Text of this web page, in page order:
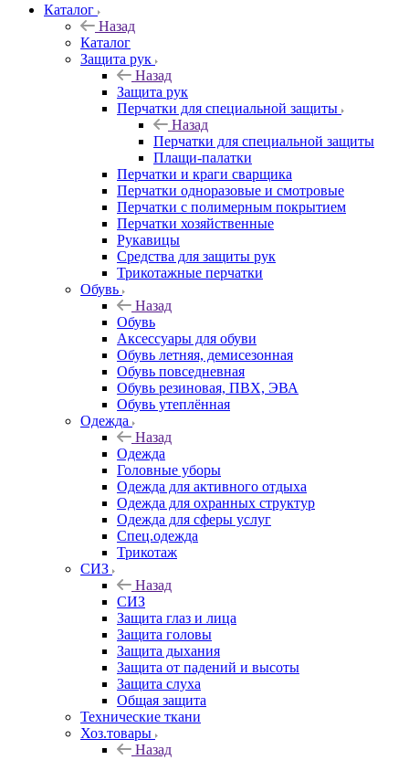
Каталог
Назад
Каталог
Защита рук
Назад
Защита рук
Перчатки для специальной защиты
Назад
Перчатки для специальной защиты
Плащи-палатки
Перчатки и краги сварщика
Перчатки одноразовые и смотровые
Перчатки с полимерным покрытием
Перчатки хозяйственные
Рукавицы
Средства для защиты рук
Трикотажные перчатки
Обувь
Назад
Обувь
Аксессуары для обуви
Обувь летняя, демисезонная
Обувь повседневная
Обувь резиновая, ПВХ, ЭВА
Обувь утеплённая
Одежда
Назад
Одежда
Головные уборы
Одежда для активного отдыха
Одежда для охранных структур
Одежда для сферы услуг
Спец.одежда
Трикотаж
СИЗ
Назад
СИЗ
Защита глаз и лица
Защита головы
Защита дыхания
Защита от падений и высоты
Защита слуха
Общая защита
Технические ткани
Хоз.товары
Назад